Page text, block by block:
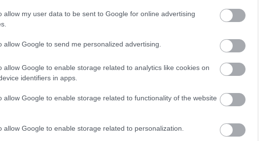
allow my user data to be sent to Google for online advertising
allow Google to send me personalized advertising.
allow Google to enable storage related to analytics like cookies on
identifiers in apps.
allow Google to enable storage related to functionality of the website
allow Google to enable storage related to personalization.